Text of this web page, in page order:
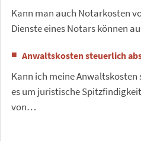
Kann man auch Notarkosten
Dienste eines Notars können
Anwaltskosten steuerlich
Kann ich meine Anwaltskosten
es um juristische
von…